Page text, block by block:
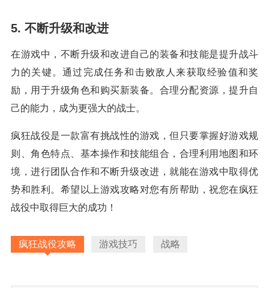
5. 不断升级和改进
在游戏中，不断升级和改进自己的装备和技能是提升战斗
力的关键。通过完成任务和击败敌人来获取经验值和奖
励，用于升级角色和购买新装备。合理分配资源，提升自
己的能力，成为更强大的战士。
疯狂战役是一款富有挑战性的游戏，但只要掌握好游戏规
则、角色特点、基本操作和技能组合，合理利用地图和环
境，进行团队合作和不断升级改进，就能在游戏中取得优
势和胜利。希望以上游戏攻略对您有所帮助，祝您在疯狂
战役中取得巨大的成功！
疯狂战役攻略 游戏技巧 战略